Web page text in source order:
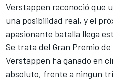
Verstappen reconoció que
una posibilidad real, y el
apasionante batalla llega
Se trata del Gran Premio
Verstappen ha ganado en
absoluto, frente a ningun